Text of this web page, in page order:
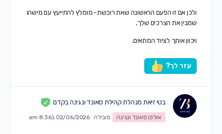
ולכן אם זו הפעם הראשונה שאת רוכשת- מומלץ להתייעץ עם מישהו
שמבין את הצרכים שלך,
ויכוון אותך לציוד המתאים.
עזר לך?
בטי זיאת מנהלת קהילת סאונד ונגינה בקדם
אולפן סאונד ונגינה מובילה 02/06/2026 ב8:36 am